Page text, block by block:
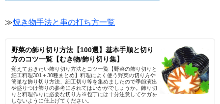
≫焼き物手法と串の打ち方一覧
野菜の飾り切り方法【100選】基本手順と切り
方のコツ一覧【むき物/飾り切り集】
覚えておきたい飾り切り方法とコツ一覧【野菜の飾り切りと
細工料理301＋30種まとめ】料理によく使う野菜の切り方や
簡単な飾り切り方法、細工切り等を集めましたので季節演出
や盛りつけ飾りの参考にされてはいかがでしょうか。飾り切
りと料理作りに必要な切り方※包丁には十分注意してケガを
しないように仕上げてください。